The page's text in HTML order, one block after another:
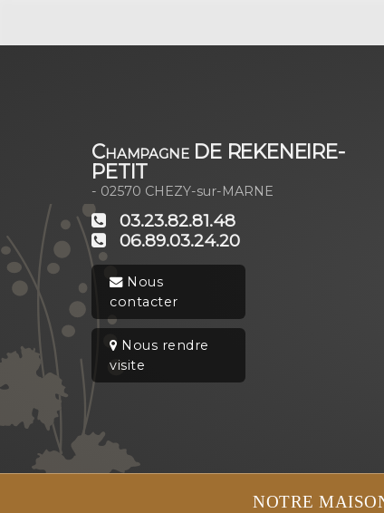
Champagne DE REKENEIRE-
PETIT
- 02570 CHEZY-sur-MARNE
03.23.82.81.48
06.89.03.24.20
Nous
contacter
Nous rendre
visite
NOTRE